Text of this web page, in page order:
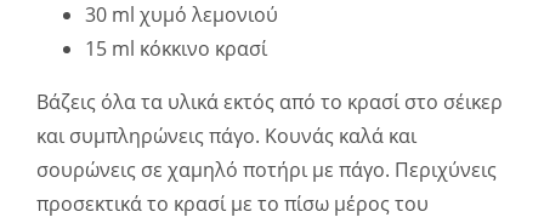
30 ml χυμό λεμονιού
15 ml κόκκινο κρασί
Βάζεις όλα τα υλικά εκτός από το κρασί στο σέικερ
και συμπληρώνεις πάγο. Κουνάς καλά και
σουρώνεις σε χαμηλό ποτήρι με πάγο. Περιχύνεις
προσεκτικά το κρασί με το πίσω μέρος του